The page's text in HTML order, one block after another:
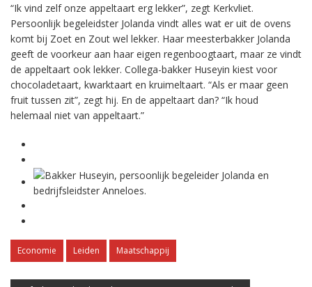
“Ik vind zelf onze appeltaart erg lekker”, zegt Kerkvliet.
Persoonlijk begeleidster Jolanda vindt alles wat er uit de ovens
komt bij Zoet en Zout wel lekker. Haar meesterbakker Jolanda
geeft de voorkeur aan haar eigen regenboogtaart, maar ze vindt
de appeltaart ook lekker. Collega-bakker Huseyin kiest voor
chocoladetaart, kwarktaart en kruimeltaart. “Als er maar geen
fruit tussen zit”, zegt hij. En de appeltaart dan? “Ik houd
helemaal niet van appeltaart.”
Economie Leiden Maatschappij